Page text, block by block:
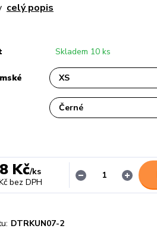
celý popis
Skladem 10 ks
Kč/ks
bez DPH
DTRKUN07-2